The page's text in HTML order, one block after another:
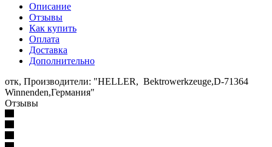
Описание
Отзывы
Как купить
Оплата
Доставка
Дополнительно
отк, Производители: "HELLER, Bektrowerkzeuge,D-71364
Winnenden,Германия"
Отзывы